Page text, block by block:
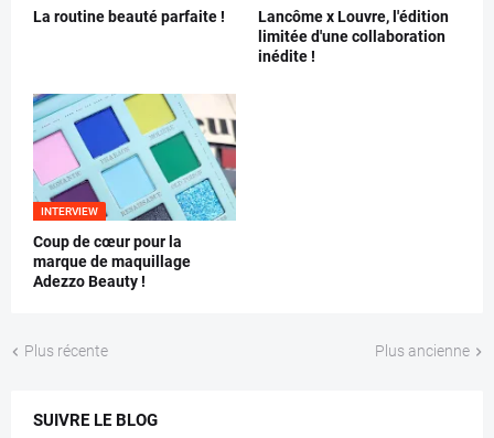
La routine beauté parfaite !
Lancôme x Louvre, l'édition
limitée d'une collaboration
inédite !
INTERVIEW
Coup de cœur pour la
marque de maquillage
Adezzo Beauty !
Plus récente Plus ancienne
SUIVRE LE BLOG